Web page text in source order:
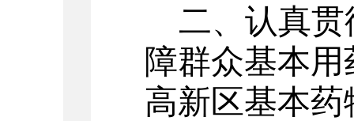
二、认真
障群众基本
高新区基本